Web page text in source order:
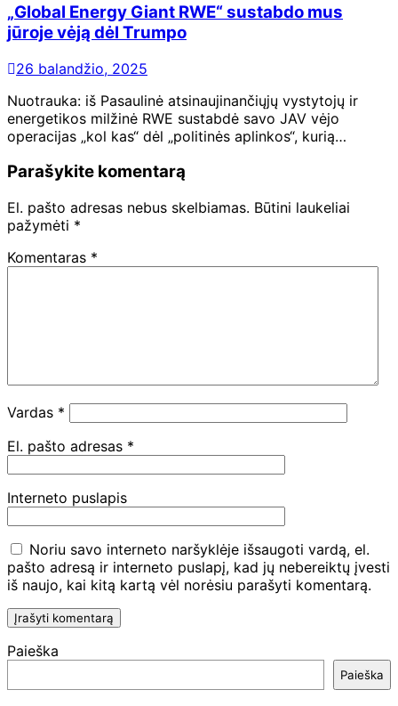
„Global Energy Giant RWE“ sustabdo mus
jūroje vėją dėl Trumpo
26 balandžio, 2025
Nuotrauka: iš Pasaulinė atsinaujinančiųjų vystytojų ir
energetikos milžinė RWE sustabdė savo JAV vėjo
operacijas „kol kas“ dėl „politinės aplinkos“, kurią…
Parašykite komentarą
El. pašto adresas nebus skelbiamas. Būtini laukeliai
pažymėti *
Komentaras *
Vardas *
El. pašto adresas *
Interneto puslapis
Noriu savo interneto naršyklėje išsaugoti vardą, el.
pašto adresą ir interneto puslapį, kad jų nebereiktų įvesti
iš naujo, kai kitą kartą vėl norėsiu parašyti komentarą.
Paieška
Paieška